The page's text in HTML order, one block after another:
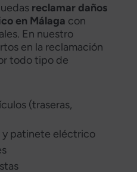
reclamar daños
en Málaga con
En nuestro
en la reclamación
todo tipo de
(traseras,
patinete eléctrico